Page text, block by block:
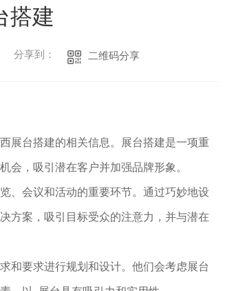
搭建
分享到： 二维码分享
展台搭建的相关信息。展台搭建是一项重
会，吸引潜在客户并加强品牌形象。
、会议和活动的重要环节。通过巧妙地设
方案，吸引目标受众的注意力，并与潜在
和要求进行规划和设计。他们会考虑展台